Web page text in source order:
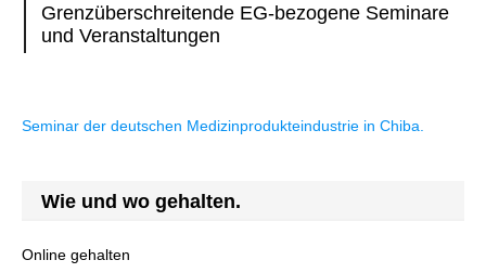
Grenzüberschreitende EG-bezogene Seminare
und Veranstaltungen
Seminar der deutschen Medizinprodukteindustrie in Chiba.
Wie und wo gehalten.
Online gehalten